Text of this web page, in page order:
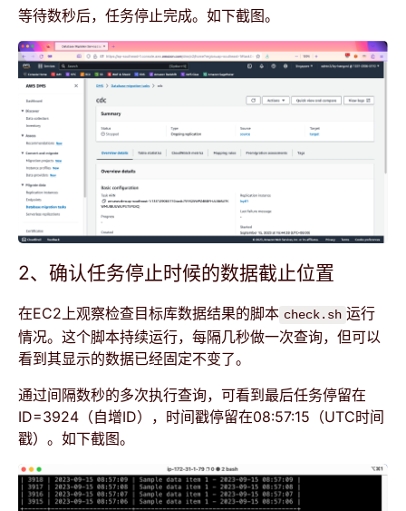
等待数秒后，任务停止完成。如下截图。
2、确认任务停止时候的数据截止位置
在EC2上观察检查目标库数据结果的脚本 check.sh 运行
情况。这个脚本持续运行，每隔几秒做一次查询，但可以
看到其显示的数据已经固定不变了。
通过间隔数秒的多次执行查询，可看到最后任务停留在
ID=3924（自增ID），时间戳停留在08:57:15（UTC时间
戳）。如下截图。